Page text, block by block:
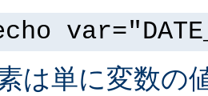
は単に変数の